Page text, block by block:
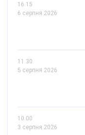
16.15
6 серпня 2026
11.30
5 серпня 2026
10.00
3 серпня 2026